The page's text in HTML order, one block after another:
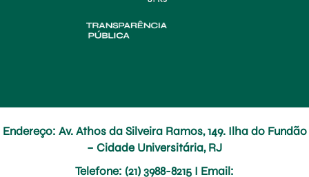
Endereço: Av. Athos da Silveira Ramos, 149. Ilha do Fundão
– Cidade Universitária, RJ
Telefone: (21) 3988-8215 I Email: